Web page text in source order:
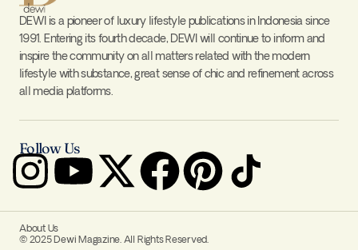
DEWI is a pioneer of luxury lifestyle publications in Indonesia since
1991. Entering its fourth decade, DEWI will continue to inform and
inspire the community on all matters related with the modern
lifestyle with substance, great sense of chic and refinement across
all media platforms.
Follow Us
About Us
© 2025 Dewi Magazine. All Rights Reserved.